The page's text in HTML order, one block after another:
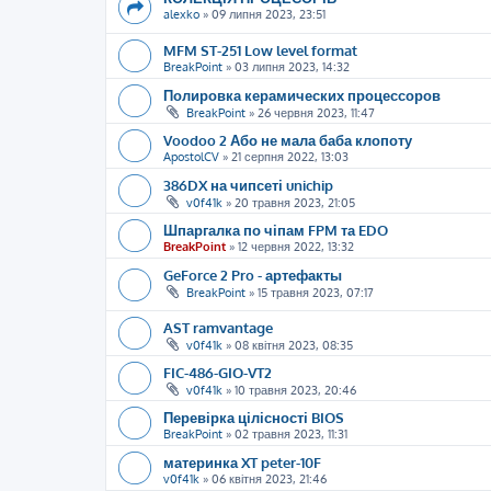
alexko » 09 липня 2023, 23:51
MFM ST-251 Low level format
BreakPoint » 03 липня 2023, 14:32
Полировка керамических процессоров
BreakPoint » 26 червня 2023, 11:47
Voodoo 2 Або не мала баба клопоту
ApostolCV » 21 серпня 2022, 13:03
386DX на чипсеті unichip
v0f41k » 20 травня 2023, 21:05
Шпаргалка по чіпам FPM та EDO
BreakPoint » 12 червня 2022, 13:32
GeForce 2 Pro - артефакты
BreakPoint » 15 травня 2023, 07:17
AST ramvantage
v0f41k » 08 квітня 2023, 08:35
FIC-486-GIO-VT2
v0f41k » 10 травня 2023, 20:46
Перевірка цілісності BIOS
BreakPoint » 02 травня 2023, 11:31
материнка XT peter-10F
v0f41k » 06 квітня 2023, 21:46